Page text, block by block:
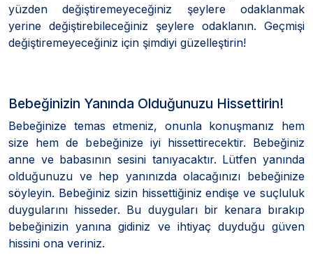
yüzden değiştiremeyeceğiniz şeylere odaklanmak
yerine değiştirebileceğiniz şeylere odaklanın. Geçmişi
değiştiremeyeceğiniz için şimdiyi güzelleştirin!
Bebeğinizin Yanında Olduğunuzu Hissettirin!
Bebeğinize temas etmeniz, onunla konuşmanız hem
size hem de bebeğinize iyi hissettirecektir. Bebeğiniz
anne ve babasının sesini tanıyacaktır. Lütfen yanında
olduğunuzu ve hep yanınızda olacağınızı bebeğinize
söyleyin. Bebeğiniz sizin hissettiğiniz endişe ve suçluluk
duygularını hisseder. Bu duyguları bir kenara bırakıp
bebeğinizin yanına gidiniz ve ihtiyaç duyduğu güven
hissini ona veriniz.